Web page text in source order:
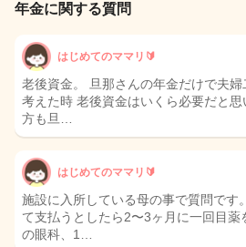
年金に関する質問
はじめてのママリ🔰
老後資金。 旦那さんの年金だけで夫婦
考えた時 老後資金はいくら必要だと
方も旦…
はじめてのママリ🔰
施設に入所している母の事で質問です
て支払うとしたら2〜3ヶ月に一回目薬
の眼科、1…